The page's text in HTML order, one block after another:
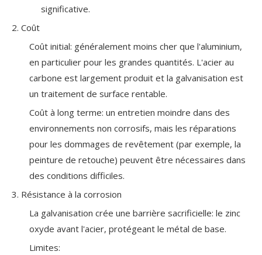
significative.
2. Coût
Coût initial: généralement moins cher que l'aluminium,
en particulier pour les grandes quantités. L'acier au
carbone est largement produit et la galvanisation est
un traitement de surface rentable.
Coût à long terme: un entretien moindre dans des
environnements non corrosifs, mais les réparations
pour les dommages de revêtement (par exemple, la
peinture de retouche) peuvent être nécessaires dans
des conditions difficiles.
3. Résistance à la corrosion
La galvanisation crée une barrière sacrificielle: le zinc
oxyde avant l'acier, protégeant le métal de base.
Limites: